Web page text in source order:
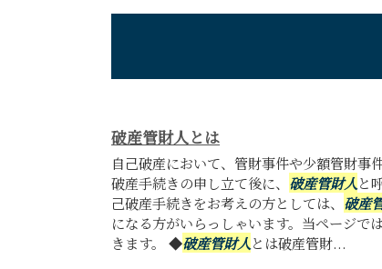
破産管財人とは
自己破産において、管財事件や少額管財事
破産手続きの申し立て後に、 破産管財人と
己破産手続きをお考えの方としては、 破産
になる方がいらっしゃいます。当ページで
きます。 ◆破産管財人とは破産管財...